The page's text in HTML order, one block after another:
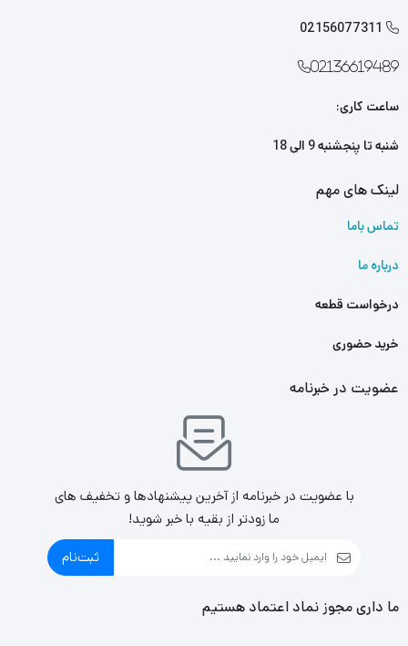

02156077311
02136619489
ساعت کاری:
شنبه تا پنجشنبه 9 الی 18
لینک های مهم
تماس باما
درباره ما
درخواست قطعه
خرید حضوری
عضویت در خبرنامه
با عضویت در خبرنامه از آخرین پیشنهادها و تخفیف های
ما زودتر از بقیه با خبر شوید!
ثبت‌نام
ما داری مجوز نماد اعتماد هستیم